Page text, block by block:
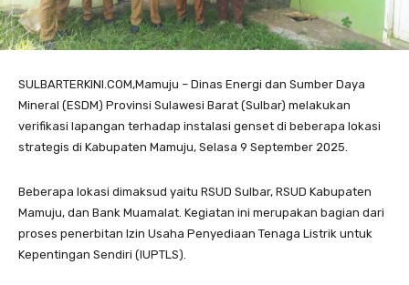
SULBARTERKINI.COM,Mamuju – Dinas Energi dan Sumber Daya
Mineral (ESDM) Provinsi Sulawesi Barat (Sulbar) melakukan
verifikasi lapangan terhadap instalasi genset di beberapa lokasi
strategis di Kabupaten Mamuju, Selasa 9 September 2025.
Beberapa lokasi dimaksud yaitu RSUD Sulbar, RSUD Kabupaten
Mamuju, dan Bank Muamalat. Kegiatan ini merupakan bagian dari
proses penerbitan Izin Usaha Penyediaan Tenaga Listrik untuk
Kepentingan Sendiri (IUPTLS).